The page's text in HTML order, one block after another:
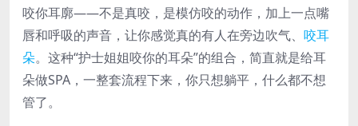
咬你耳廓——不是真咬，是模仿咬的动作，加上一点嘴
唇和呼吸的声音，让你感觉真的有人在旁边吹气、 咬耳
朵。这种“护士姐姐咬你的耳朵”的组合，简直就是给耳
朵做SPA，一整套流程下来，你只想躺平，什么都不想
管了。